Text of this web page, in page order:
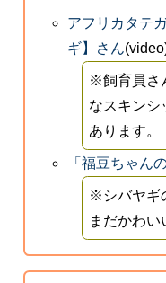
アフリカタテ
ギ】さん
※飼育員さ
なスキンシ
あります。
「福豆ちゃん
※シバヤギ
まだかわい